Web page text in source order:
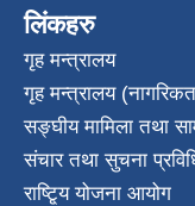
लिंकहरु
गृह मन्त्रालय
गृह मन्त्रालय
सङ्घीय मामिला तथा
संचार तथा सुचना
राष्टि्ृय योजना आयोग